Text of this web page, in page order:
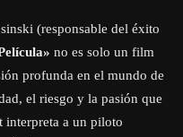
(responsable del éxito
no es solo un film
profunda en el mundo de
el riesgo y la pasión que
interpreta a un piloto